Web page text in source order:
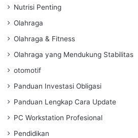
Nutrisi Penting
Olahraga
Olahraga & Fitness
Olahraga yang Mendukung Stabilitas
otomotif
Panduan Investasi Obligasi
Panduan Lengkap Cara Update
PC Workstation Profesional
Pendidikan